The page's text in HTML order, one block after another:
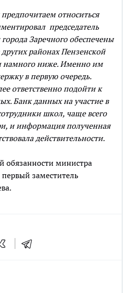
относиться
председатель
Заречного обеспечены
районах Пензенской
намного ниже. Именно им
в первую очередь.
ответственно подойти к
Банк данных на участие в
школ, чаще всего
и информация полученная
действительности.
министра
заместитель